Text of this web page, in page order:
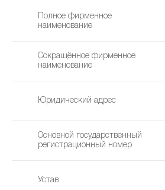
Полное фирменное
наименование
Сокращённое фирменное
наименование
Юридический адрес
Основной государственный
регистрационный номер
Устав